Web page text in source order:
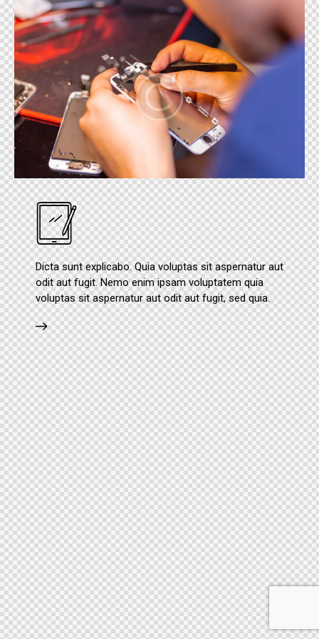
Dicta sunt explicabo. Quia voluptas sit aspernatur aut
odit aut fugit. Nemo enim ipsam voluptatem quia
voluptas sit aspernatur aut odit aut fugit, sed quia.